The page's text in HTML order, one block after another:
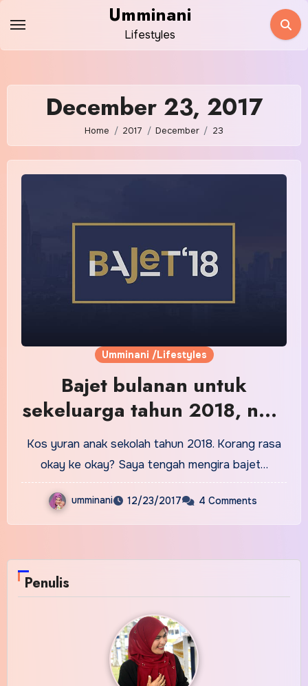
content
Umminani
Lifestyles
December 23, 2017
Home 2017 December 23
Umminani /Lifestyles
Bajet bulanan untuk
sekeluarga tahun 2018, naik
ke turun?
Kos yuran anak sekolah tahun 2018. Korang rasa
okay ke okay? Saya tengah mengira bajet…
umminani 12/23/2017 4 Comments
Penulis